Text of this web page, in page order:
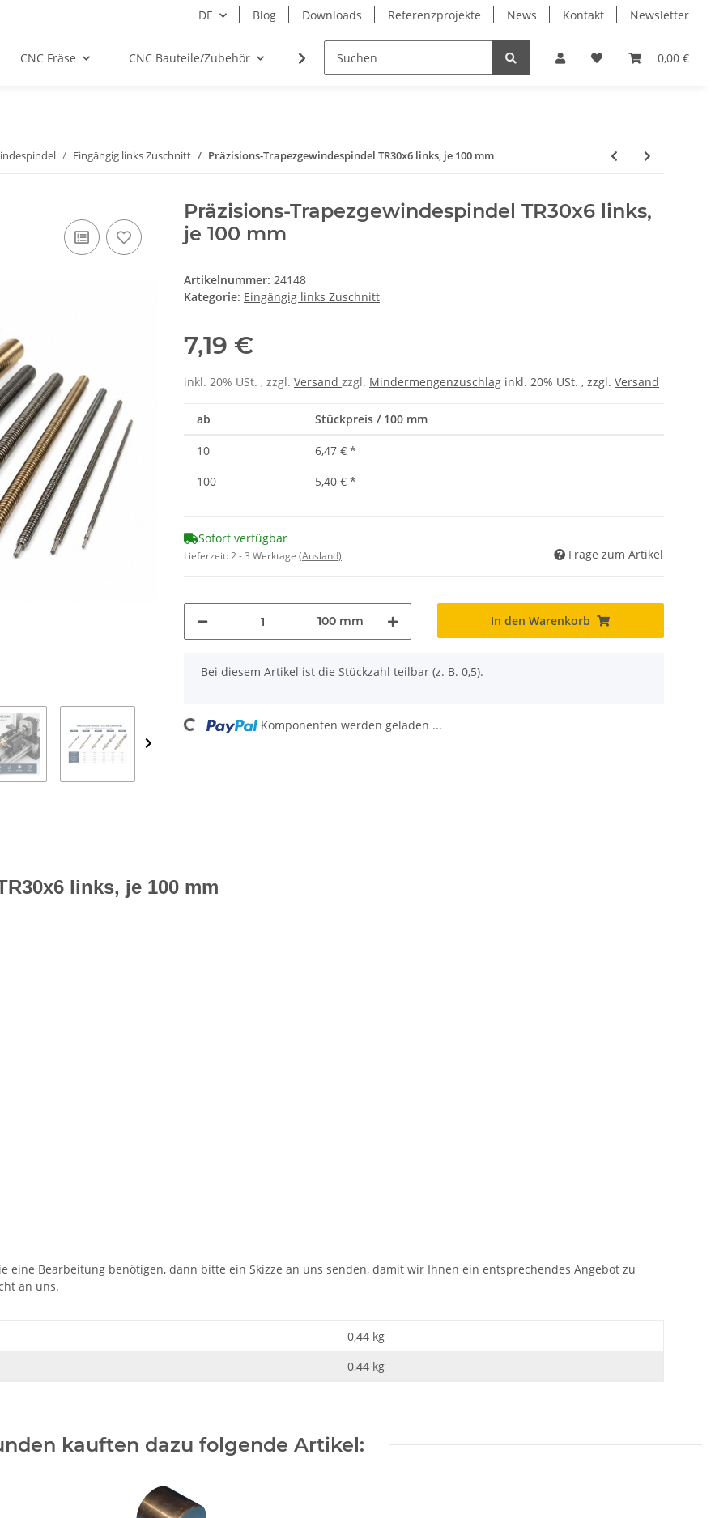
DE Blog Downloads Referenzprojekte News Kontakt Newsletter
0,00 €
CNC Fräse CNC Bauteile/Zubehör Elektro Lagertechnik Lineartechnik
Eingängig links Zuschnitt Präzisions-Trapezgewindespindel TR30x6 links, je 100 mm
Präzisions-Trapezgewindespindel TR30x6 links,
je 100 mm
Artikelnummer: 24148
Kategorie: Eingängig links Zuschnitt
7,19 €
inkl. 20% USt. , zzgl. Versand zzgl. Mindermengenzuschlag inkl. 20% USt. , zzgl. Versand
ab Stückpreis / 100 mm
10 6,47 € *
100
5,40 € *
Sofort verfügbar
Lieferzeit:2 - 3 Werktage (Ausland) Frage zum Artikel
100 mm In den Warenkorb
x
Bei diesem Artikel ist die Stückzahl teilbar (z. B. 0,5).
Loading... Komponenten werden geladen ...
links, je 100 mm
eine Bearbeitung benötigen, dann bitte ein Skizze an uns senden, damit wir Ihnen ein entsprechendes Angebot zu
an uns.
0,44 kg
0,44 kg
kauften dazu folgende Artikel: